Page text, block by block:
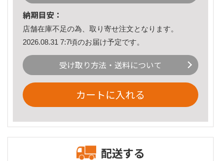
納期目安：
店舗在庫不足の為、取り寄せ注文となります。
2026.08.31 7:7頃のお届け予定です。
受け取り方法・送料について
カートに入れる
配送する